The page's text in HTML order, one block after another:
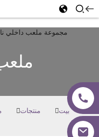
بيت منتجات